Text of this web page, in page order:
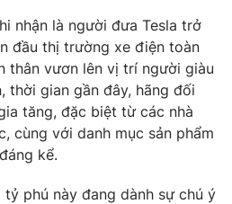
VTV Thể thao
Bất động sản
Tấm lòng Việt
nhận là người đưa Tesla trở
đầu thị trường xe điện toàn
thân vươn lên vị trí người giàu
thời gian gần đây, hãng đối
tăng, đặc biệt từ các nhà
cùng với danh mục sản phẩm
kể.
tỷ phú này đang dành sự chú ý